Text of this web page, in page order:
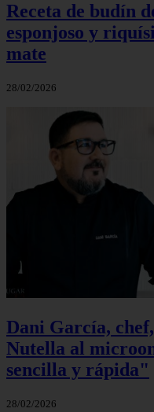
Receta de budín
esponjoso y
mate
28/02/2026
Dani García,
Nutella al
sencilla y rápida"
28/02/2026